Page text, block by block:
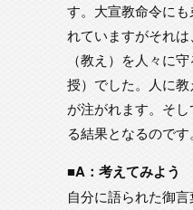
す。大宣教命令に
れていますがそれ
（教え）を人々に
授）でした。人に
が注がれます。そ
る結果となるのです。
■A：考えてみよう
自分に語られた御